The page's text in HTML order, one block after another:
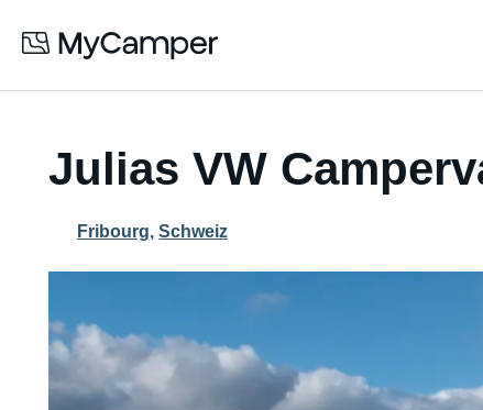
Julias VW
Fribourg, Schweiz